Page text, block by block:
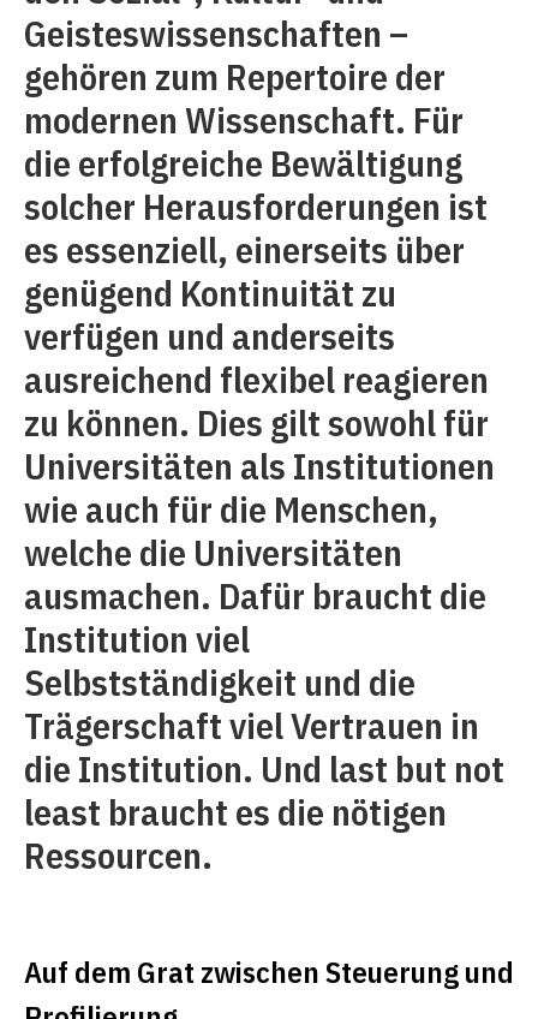
Geisteswissenschaften –
gehören zum Repertoire der
modernen Wissenschaft. Für
die erfolgreiche Bewältigung
solcher Herausforderungen ist
es essenziell, einerseits über
genügend Kontinuität zu
verfügen und anderseits
ausreichend flexibel reagieren
zu können. Dies gilt sowohl für
Universitäten als Institutionen
wie auch für die Menschen,
welche die Universitäten
ausmachen. Dafür braucht die
Institution viel
Selbstständigkeit und die
Trägerschaft viel Vertrauen in
die Institution. Und last but not
least braucht es die nötigen
Ressourcen.
Auf dem Grat zwischen Steuerung und